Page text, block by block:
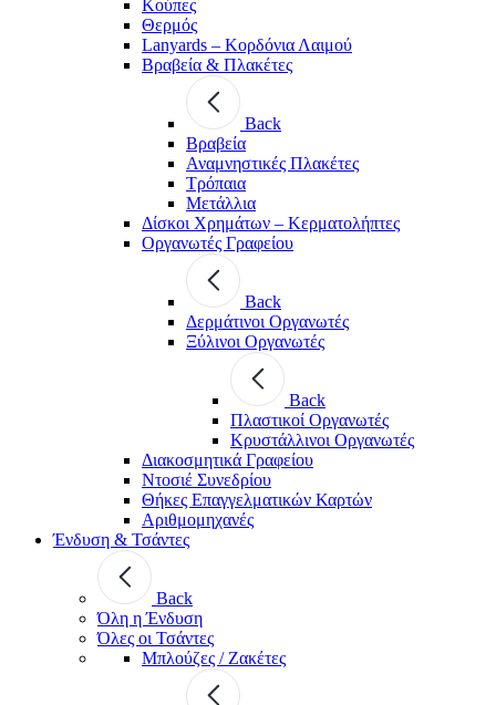
Κούπες
Θερμός
Lanyards – Kορδόνια Λαιμού
Βραβεία & Πλακέτες
Back
Βραβεία
Αναμνηστικές Πλακέτες
Τρόπαια
Μετάλλια
Δίσκοι Χρημάτων – Κερματολήπτες
Οργανωτές Γραφείου
Back
Δερμάτινοι Οργανωτές
Ξύλινοι Οργανωτές
Back
Πλαστικοί Οργανωτές
Κρυστάλλινοι Οργανωτές
Διακοσμητικά Γραφείου
Ντοσιέ Συνεδρίου
Θήκες Επαγγελματικών Καρτών
Αριθμομηχανές
Ένδυση & Τσάντες
Back
Όλη η Ένδυση
Όλες οι Τσάντες
Μπλούζες / Ζακέτες